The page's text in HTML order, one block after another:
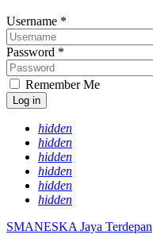
Username *
Password *
Remember Me
Log in
hidden
hidden
hidden
hidden
hidden
hidden
SMANESKA Jaya Terdepan